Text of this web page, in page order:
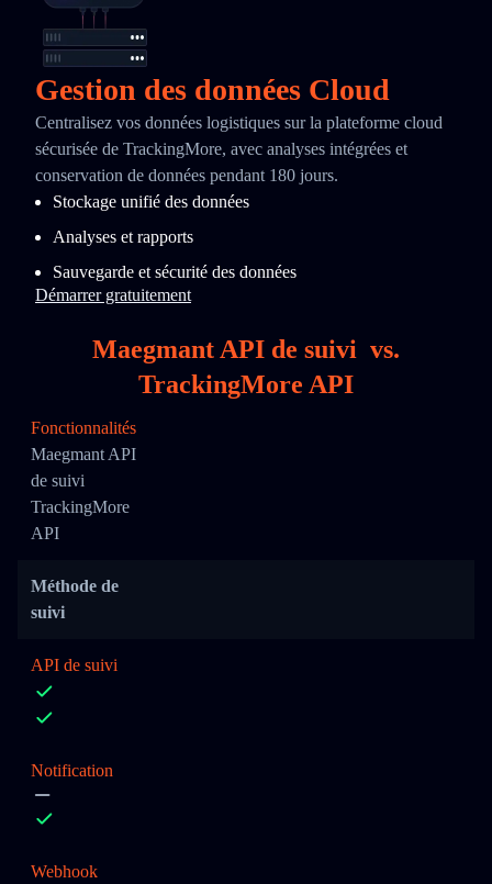
Gestion des données Cloud
Centralisez vos données logistiques sur la plateforme cloud
sécurisée de TrackingMore, avec analyses intégrées et
conservation de données pendant 180 jours.
Stockage unifié des données
Analyses et rapports
Sauvegarde et sécurité des données
Démarrer gratuitement
Maegmant API de suivi vs.
TrackingMore API
Fonctionnalités
Maegmant API
de suivi
TrackingMore
API
Méthode de
suivi
API de suivi
Notification
Webhook